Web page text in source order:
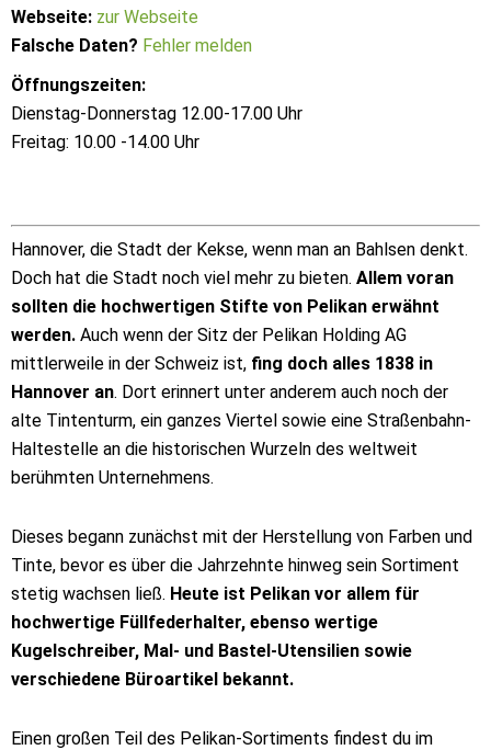
Webseite: zur Webseite
Falsche Daten? Fehler melden
Öffnungszeiten:
Dienstag-Donnerstag 12.00-17.00 Uhr
Freitag: 10.00 -14.00 Uhr
Hannover, die Stadt der Kekse, wenn man an Bahlsen denkt.
Doch hat die Stadt noch viel mehr zu bieten. Allem voran
sollten die hochwertigen Stifte von Pelikan erwähnt
werden. Auch wenn der Sitz der Pelikan Holding AG
mittlerweile in der Schweiz ist, fing doch alles 1838 in
Hannover an. Dort erinnert unter anderem auch noch der
alte Tintenturm, ein ganzes Viertel sowie eine Straßenbahn-
Haltestelle an die historischen Wurzeln des weltweit
berühmten Unternehmens.
Dieses begann zunächst mit der Herstellung von Farben und
Tinte, bevor es über die Jahrzehnte hinweg sein Sortiment
stetig wachsen ließ. Heute ist Pelikan vor allem für
hochwertige Füllfederhalter, ebenso wertige
Kugelschreiber, Mal- und Bastel-Utensilien sowie
verschiedene Büroartikel bekannt.
Einen großen Teil des Pelikan-Sortiments findest du im